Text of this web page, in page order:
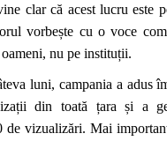
clar că acest lucru este
vorbește cu o voce
nu pe instituții.
luni, campania a adus
din toată țara și a
de vizualizări. Mai